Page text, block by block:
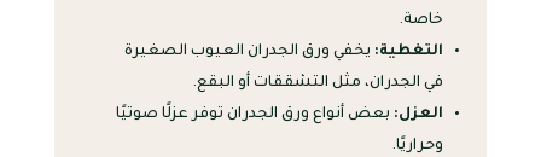
خاصة.
التغطية: يخفي ورق الجدران العيوب الصغيرة
في الجدران، مثل التشققات أو البقع.
العزل: بعض أنواع ورق الجدران توفر عزلًا صوتيًا
وحراريًا.